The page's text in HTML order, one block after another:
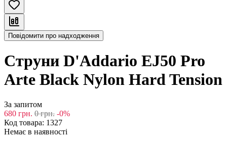
Повідомити про надходження
Струни D'Addario EJ50 Pro
Arte Black Nylon Hard Tension
За запитом
680 грн. 0 грн. -0%
Код товара: 1327
Немає в наявності